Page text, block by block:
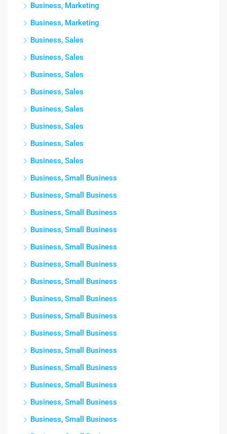
Business, Marketing
Business, Marketing
Business, Sales
Business, Sales
Business, Sales
Business, Sales
Business, Sales
Business, Sales
Business, Sales
Business, Sales
Business, Small Business
Business, Small Business
Business, Small Business
Business, Small Business
Business, Small Business
Business, Small Business
Business, Small Business
Business, Small Business
Business, Small Business
Business, Small Business
Business, Small Business
Business, Small Business
Business, Small Business
Business, Small Business
Business, Small Business